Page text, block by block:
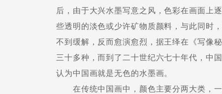
后，由于大兴水墨写意之风，色彩在画面上
些透明的淡色或少许矿物质颜料，与此同时
不到缓解，反而愈演愈烈，据王绎在《写像
三十多种，而到了二十世纪六七十年代，中
认为中国画就是无色的水墨画。
在传统中国画中，颜色主要分两大类，一